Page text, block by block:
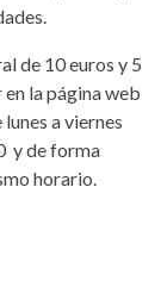
de 10 euros y 5
la página web
a viernes
y de forma
horario.